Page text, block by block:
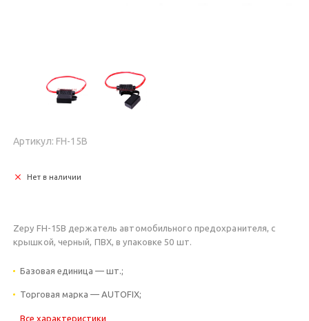
Артикул: FH-15B
Нет в наличии
Zepy FH-15B держатель автомобильного предохранителя, с
крышкой, черный, ПВХ, в упаковке 50 шт.
Базовая единица — шт.;
Торговая марка — AUTOFIX;
Все характеристики